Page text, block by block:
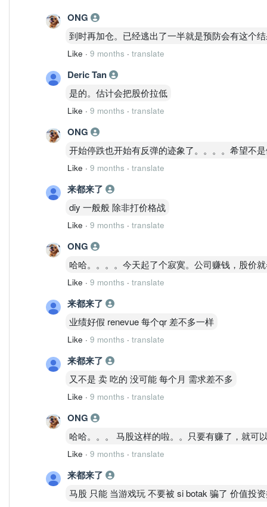
ONG
到时再加仓。已经逃出了一半就是预防会有这个
Like · 9 months · translate
Deric Tan
是的。估计会把股价拉低
Like · 9 months · translate
ONG
开始停跌也开始有反弹的迹象了。。。。希望不
Like · 9 months · translate
来都来了
diy 一般般 除非打价格战
Like · 9 months · translate
ONG
哈哈。。。。今天起了个寂寞。公司赚钱，股价
Like · 9 months · translate
来都来了
业绩好假 renevue 每个qr 差不多一样
Like · 9 months · translate
来都来了
又不是 卖 吃的 没可能 每个月 需求差不多
Like · 9 months · translate
ONG
哈哈。。。 马股这样的啦。。只要有赚了，就可以
Like · 9 months · translate
来都来了
马股 只能 当游戏玩 不要被 si botak 骗了 价值投